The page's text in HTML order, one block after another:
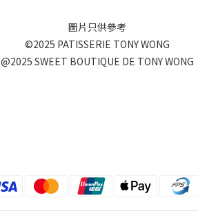
圖片只供參考
©2025 PATISSERIE TONY WONG
@2025 SWEET BOUTIQUE DE TONY WONG